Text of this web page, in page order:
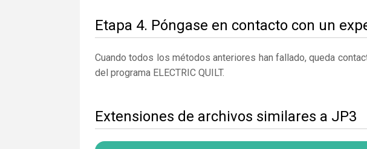
Etapa 4. Póngase en contacto con un
Cuando todos los métodos anteriores han fallado, queda
del programa ELECTRIC QUILT.
Extensiones de archivos similares a JP3